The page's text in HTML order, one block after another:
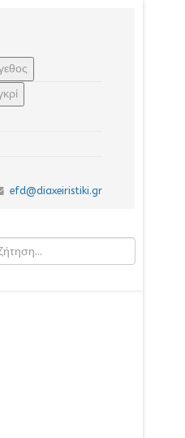
efd@diaxeiristiki.gr